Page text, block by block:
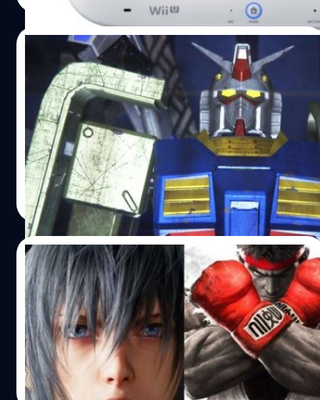
10/03/2016
เกมกันดั้ม ภาคใหม่ขายดีส่ง PS4 , PSvita ขาย
ดีสุดในญี่ปุ่นเขี่ยนินเทนโดร่วง
โซนี่ครองแชมป์เกมคอนโซลในญี่ปุ่น หลังจาก 3DS ครอง
แชมป์มายาวนาน
วงศกร ปฐมชัยวัฒน์| 3802 days ago
Read More
04/02/2016
ชม 5 อันดับเกมเทพที่จะออกภายในปี 2016
ไปดูไปชมกันว่าอีก 11 เดือนที่เหลือของปี 2016 มีเกมอะไรน่า
เล่นบ้าง
วงศกร ปฐมชัยวัฒน์| 3837 days ago
Read More